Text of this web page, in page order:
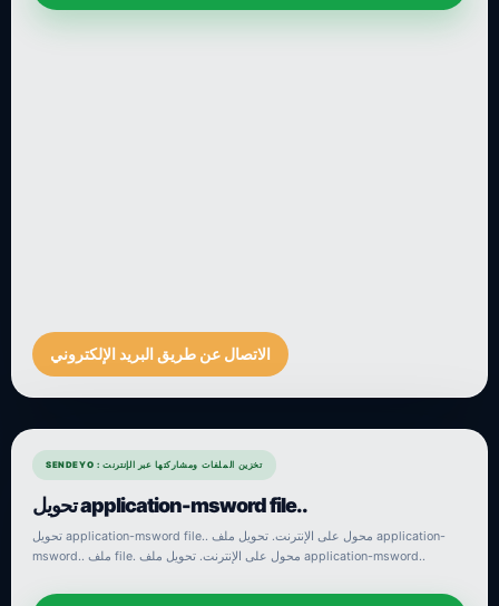
الاتصال عن طريق البريد الإلكتروني
SENDEYO : تخزين الملفات ومشاركتها عبر الإنترنت
تحويل application-msword file..
تحويل application-msword file.. محول على الإنترنت. تحويل ملف application-
msword.. ملف file. محول على الإنترنت. تحويل ملف application-msword..